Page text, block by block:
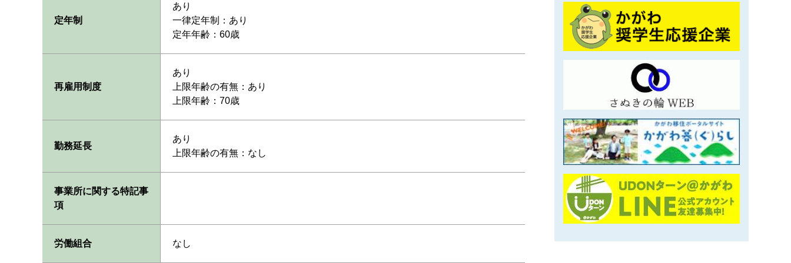
定年制
あり
一律定年制：あり
定年年齢：60歳
再雇用制度
あり
上限年齢の有無：あり
上限年齢：70歳
勤務延長
あり
上限年齢の有無：なし
事業所に関する特記事
項
労働組合 なし